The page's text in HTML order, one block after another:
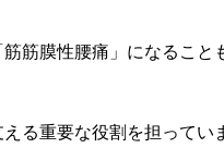
筋膜性腰痛」になるこ
る重要な役割を担って